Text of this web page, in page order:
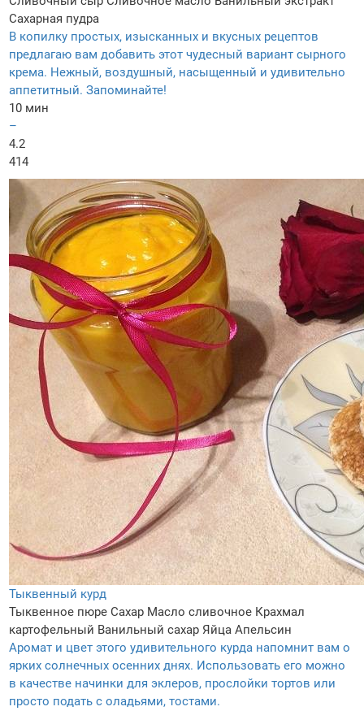
Сахарная пудра
В копилку простых, изысканных и вкусных рецептов
предлагаю вам добавить этот чудесный вариант сырного
крема. Нежный, воздушный, насыщенный и удивительно
аппетитный. Запоминайте!
10 мин
–
4.2
414
Тыквенный курд
Тыквенное пюре Сахар Масло сливочное Крахмал
картофельный Ванильный сахар Яйца Апельсин
Аромат и цвет этого удивительного курда напомнит вам о
ярких солнечных осенних днях. Использовать его можно
в качестве начинки для эклеров, прослойки тортов или
просто подать с оладьями, тостами.